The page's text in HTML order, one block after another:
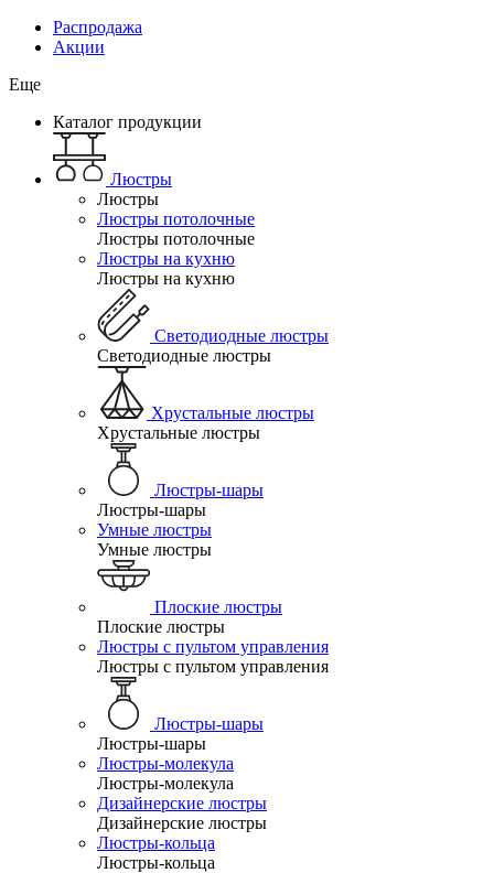
Распродажа
Акции
Еще
Каталог продукции
Люстры
Люстры
Люстры потолочные
Люстры потолочные
Люстры на кухню
Люстры на кухню
Светодиодные люстры
Светодиодные люстры
Хрустальные люстры
Хрустальные люстры
Люстры-шары
Люстры-шары
Умные люстры
Умные люстры
Плоские люстры
Плоские люстры
Люстры с пультом управления
Люстры с пультом управления
Люстры-шары
Люстры-шары
Люстры-молекула
Люстры-молекула
Дизайнерские люстры
Дизайнерские люстры
Люстры-кольца
Люстры-кольца